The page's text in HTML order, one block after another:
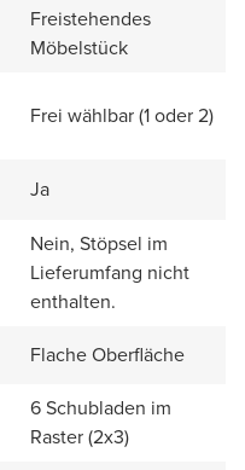
Freistehendes
Möbelstück
Frei wählbar (1 oder 2)
Ja
Nein, Stöpsel im
Lieferumfang nicht
enthalten.
Flache Oberfläche
6 Schubladen im
Raster (2x3)